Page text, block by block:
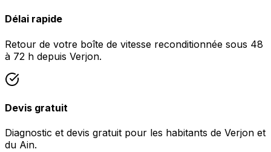
Délai rapide
Retour de votre boîte de vitesse reconditionnée sous 48
à 72 h depuis Verjon.
Devis gratuit
Diagnostic et devis gratuit pour les habitants de Verjon et
du Ain.